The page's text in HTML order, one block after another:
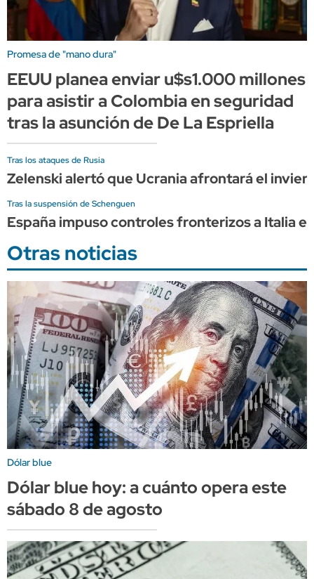
Promesa de "mano dura"
EEUU planea enviar u$s1.000 millones
para asistir a Colombia en seguridad
tras la asunción de De La Espriella
Tras los ataques de Rusia
Zelenski alertó que Ucrania afrontará el
Tras la suspensión de Schenguen
España impuso controles fronterizos a Italia
Otras noticias
Dólar blue
Dólar blue hoy: a cuánto opera este
sábado 8 de agosto